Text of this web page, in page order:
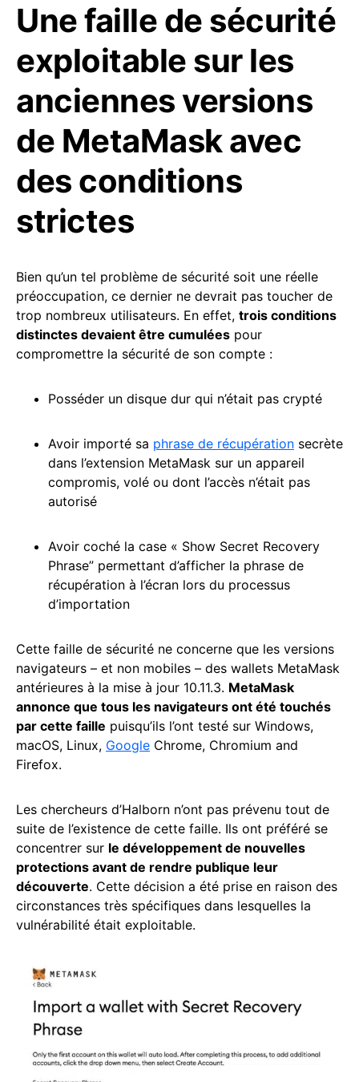
Une faille de sécurité
exploitable sur les
anciennes versions
de MetaMask avec
des conditions
strictes
Bien qu’un tel problème de sécurité soit une réelle
préoccupation, ce dernier ne devrait pas toucher de
trop nombreux utilisateurs. En effet, trois conditions
distinctes devaient être cumulées pour
compromettre la sécurité de son compte :
Posséder un disque dur qui n’était pas crypté
Avoir importé sa phrase de récupération secrète
dans l’extension MetaMask sur un appareil
compromis, volé ou dont l’accès n’était pas
autorisé
Avoir coché la case « Show Secret Recovery
Phrase” permettant d’afficher la phrase de
récupération à l’écran lors du processus
d’importation
Cette faille de sécurité ne concerne que les versions
navigateurs – et non mobiles – des wallets MetaMask
antérieures à la mise à jour 10.11.3. MetaMask
annonce que tous les navigateurs ont été touchés
par cette faille puisqu’ils l’ont testé sur Windows,
macOS, Linux, Google Chrome, Chromium and
Firefox.
Les chercheurs d’Halborn n’ont pas prévenu tout de
suite de l’existence de cette faille. Ils ont préféré se
concentrer sur le développement de nouvelles
protections avant de rendre publique leur
découverte. Cette décision a été prise en raison des
circonstances très spécifiques dans lesquelles la
vulnérabilité était exploitable.